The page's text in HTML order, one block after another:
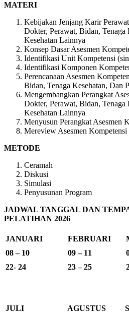
MATERI
Kebijakan Jenjang Karir
Dokter, Perawat, Bidan, Tenaga
Kesehatan Lainnya
Konsep Dasar Asesmen
Identifikasi Unit Kompetensi
Identifikasi Komponen
Perencanaan Asesmen
Bidan, Tenaga Kesehatan, Dan
Mengembangkan Perangkat
Dokter, Perawat, Bidan, Tenaga
Kesehatan Lainnya
Menyusun Perangkat Asesmen
Mereview Asesmen Kompetensi
METODE
Ceramah
Diskusi
Simulasi
Penyusunan Program
JADWAL TANGGAL DAN
PELATIHAN 2026
JANUARI FEBRUARI
08 – 10
09 – 11
22- 24
23 – 25
JULI AGUSTUS